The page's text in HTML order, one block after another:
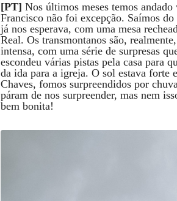
[PT] Nos últimos meses temos
Francisco não foi excepção. Saímos
já nos esperava, com uma mesa
Real. Os transmontanos são,
intensa, com uma série de surpresas
escondeu várias pistas pela casa para
da ida para a igreja. O sol estava forte
Chaves, fomos surpreendidos por
páram de nos surpreender, mas nem
bem bonita!